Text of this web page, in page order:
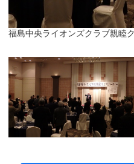
福島中央ライオンズクラブ親睦